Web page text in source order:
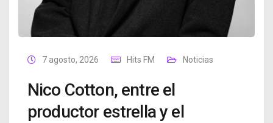
7 agosto, 2026 Hits FM Noticias
Nico Cotton, entre el
productor estrella y el